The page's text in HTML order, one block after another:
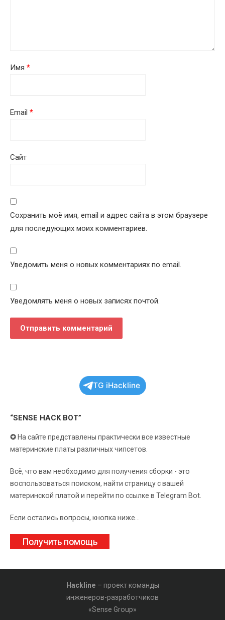
Имя *
Email *
Сайт
Сохранить моё имя, email и адрес сайта в этом браузере
для последующих моих комментариев.
Уведомить меня о новых комментариях по email.
Уведомлять меня о новых записях почтой.
TG iHackline
“SENSE HACK BOT”
✪ На сайте представлены практически все известные
материнские платы различных чипсетов.
Всё, что вам необходимо для получения сборки - это
воспользоваться поиском, найти страницу с вашей
материнской платой и перейти по ссылке в Telegram Bot.
Если остались вопросы, кнопка ниже...
Получить помощь
Hackline – проект команды
инженеров-разработчиков
«Sense Group»